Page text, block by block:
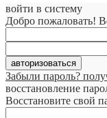
войти в систему
Добро пожаловать!
Забыли пароль?
восстановление
Восстановите свой